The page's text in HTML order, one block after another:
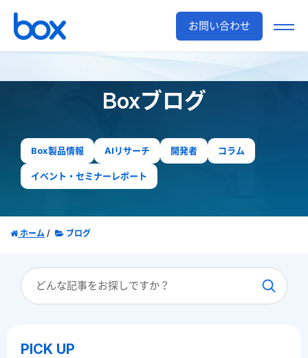
お問い合わせ
Boxブログ
Box製品情報 AIリサーチ 開発者 コラム
イベント・セミナーレポート
ホーム ブログ
PICK UP